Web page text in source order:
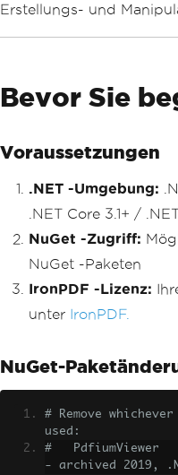
Erstellungs- und
Bevor Sie
Voraussetzungen
.NET -Umgebung:
.NET Core 3.1+ /
NuGet -Zugriff:
NuGet -Paketen
IronPDF -Lizenz:
unter IronPDF.
NuGet-
# Remove
used:
#   PdfiumViewer
- archived 2019,